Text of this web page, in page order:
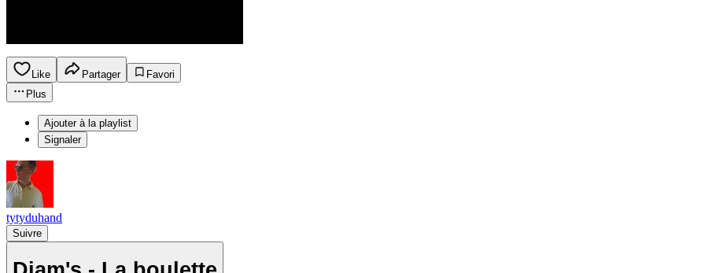
Like Partager
Favori
Plus
Ajouter à la playlist
Signaler
tytyduhand
Suivre